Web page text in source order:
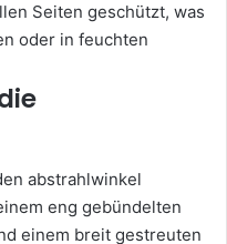
Seiten geschützt, was
oder in feuchten
abstrahlwinkel
eng gebündelten
einem breit gestreuten